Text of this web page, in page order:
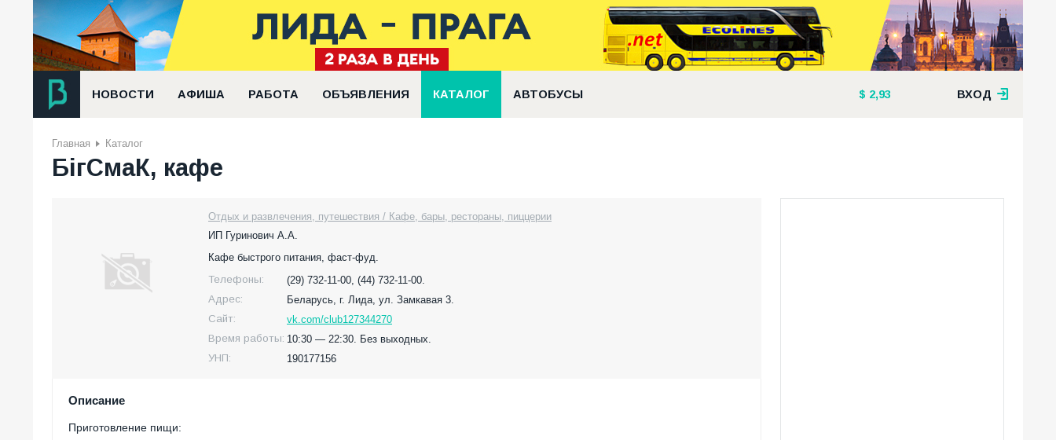
НОВОСТИ АФИША РАБОТА ОБЪЯВЛЕНИЯ КАТАЛОГ АВТОБУСЫ 2,93 ВХОД
Главная Каталог
БiгСмаК, кафе
Отдых и развлечения, путешествия / Кафе, бары, рестораны, пиццерии
ИП Гуринович А.А.
Кафе быстрого питания, фаст-фуд.
Телефоны:
(29) 732-11-00, (44) 732-11-00.
Адрес:
Беларусь, г. Лида, ул. Замкавая 3.
Сайт:
vk.com/club127344270
Время работы: 10:30 — 22:30. Без выходных.
УНП:
190177156
Описание
Приготовление пищи: